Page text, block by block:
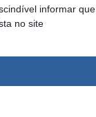
informar que
no site